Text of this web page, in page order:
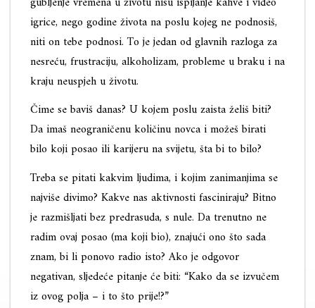
igrice, nego godine života na poslu kojeg ne podnosiš,
niti on tebe podnosi. To je jedan od glavnih razloga za
nesreću, frustraciju, alkoholizam, probleme u braku i na
kraju neuspjeh u životu.
Čime se baviš danas? U kojem poslu zaista želiš biti?
Da imaš neograničenu količinu novca i možeš birati
bilo koji posao ili karijeru na svijetu, šta bi to bilo?
Treba se pitati kakvim ljudima, i kojim zanimanjima se
najviše divimo? Kakve nas aktivnosti fasciniraju? Bitno
je razmišljati bez predrasuda, s nule. Da trenutno ne
radim ovaj posao (ma koji bio), znajući ono što sada
znam, bi li ponovo radio isto? Ako je odgovor
negativan, sljedeće pitanje će biti: “Kako da se izvučem
iz ovog polja – i to što prije!?”